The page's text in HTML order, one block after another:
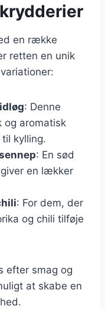
en række
retten en unik
: Denne
og aromatisk
kylling.
: En sød
en lækker
: For dem, der
og chili tilføje
efter smag og
at skabe en